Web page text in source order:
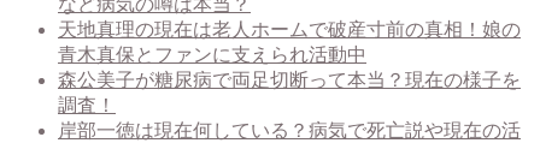
など病気の噂は本当？
天地真理の現在は老人ホームで破産寸前の真相！娘の
青木真保とファンに支えられ活動中
森公美子が糖尿病で両足切断って本当？現在の様子を
調査！
岸部一徳は現在何している？病気で死亡説や現在の活